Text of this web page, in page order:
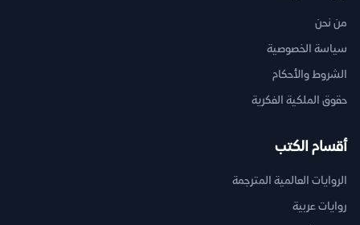
من نحن
سياسة الخصوصية
الشروط والأحكام
حقوق الملكية الفكرية
أقسام الكتب
الروايات العالمية المترجمة
روايات عربية